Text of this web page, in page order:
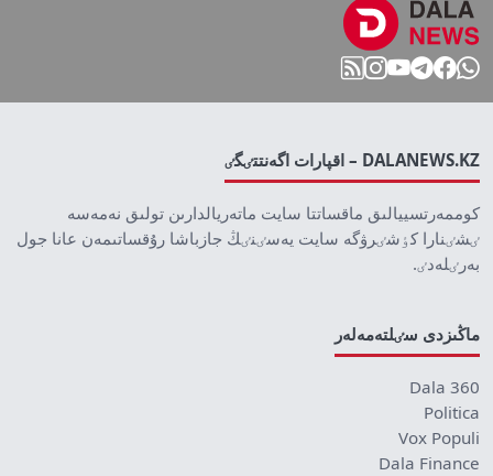
DALANEWS.KZ – اقپارات اگەنتتٸگٸ
كوممەرتسييالىق ماقساتتا سايت ماتەريالدارىن تولىق نەمەسە
ٸشٸنارا كٶشٸرۋگە سايت يەسٸنٸڭ جازباشا رۇقساتىمەن عانا جول
بەرٸلەدٸ.
ماڭىزدى سٸلتەمەلەر
Dala 360
Politica
Vox Populi
Dala Finance